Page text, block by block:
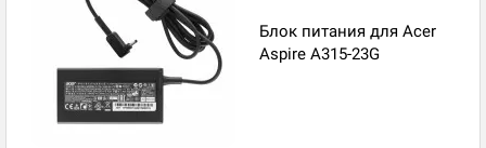
Блок питания для Acer
Aspire A315-23G